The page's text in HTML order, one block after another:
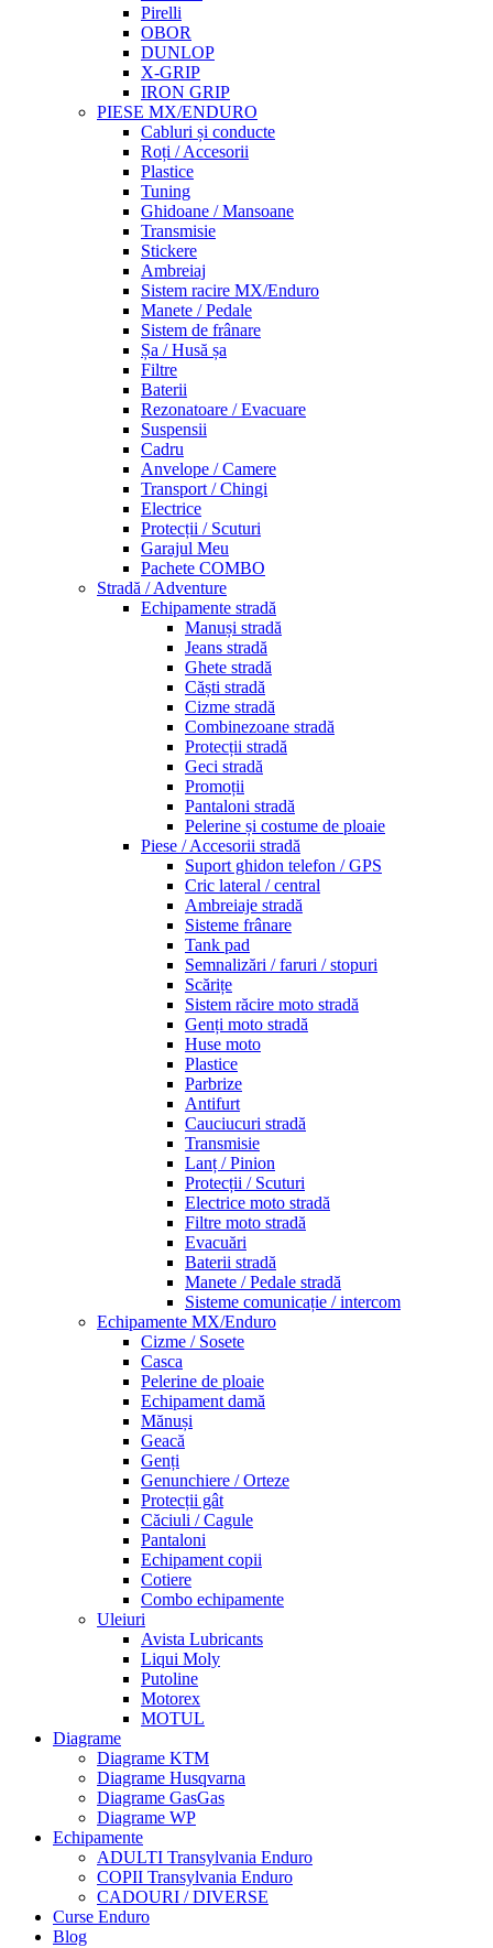
Pirelli
OBOR
DUNLOP
X-GRIP
IRON GRIP
PIESE MX/ENDURO
Cabluri și conducte
Roți / Accesorii
Plastice
Tuning
Ghidoane / Mansoane
Transmisie
Stickere
Ambreiaj
Sistem racire MX/Enduro
Manete / Pedale
Sistem de frânare
Șa / Husă șa
Filtre
Baterii
Rezonatoare / Evacuare
Suspensii
Cadru
Anvelope / Camere
Transport / Chingi
Electrice
Protecții / Scuturi
Garajul Meu
Pachete COMBO
Stradă / Adventure
Echipamente stradă
Manuși stradă
Jeans stradă
Ghete stradă
Căști stradă
Cizme stradă
Combinezoane stradă
Protecții stradă
Geci stradă
Promoții
Pantaloni stradă
Pelerine și costume de ploaie
Piese / Accesorii stradă
Suport ghidon telefon / GPS
Cric lateral / central
Ambreiaje stradă
Sisteme frânare
Tank pad
Semnalizări / faruri / stopuri
Scărițe
Sistem răcire moto stradă
Genți moto stradă
Huse moto
Plastice
Parbrize
Antifurt
Cauciucuri stradă
Transmisie
Lanț / Pinion
Protecții / Scuturi
Electrice moto stradă
Filtre moto stradă
Evacuări
Baterii stradă
Manete / Pedale stradă
Sisteme comunicație / intercom
Echipamente MX/Enduro
Cizme / Sosete
Casca
Pelerine de ploaie
Echipament damă
Mănuși
Geacă
Genți
Genunchiere / Orteze
Protecții gât
Căciuli / Cagule
Pantaloni
Echipament copii
Cotiere
Combo echipamente
Uleiuri
Avista Lubricants
Liqui Moly
Putoline
Motorex
MOTUL
Diagrame
Diagrame KTM
Diagrame Husqvarna
Diagrame GasGas
Diagrame WP
Echipamente
ADULTI Transylvania Enduro
COPII Transylvania Enduro
CADOURI / DIVERSE
Curse Enduro
Blog